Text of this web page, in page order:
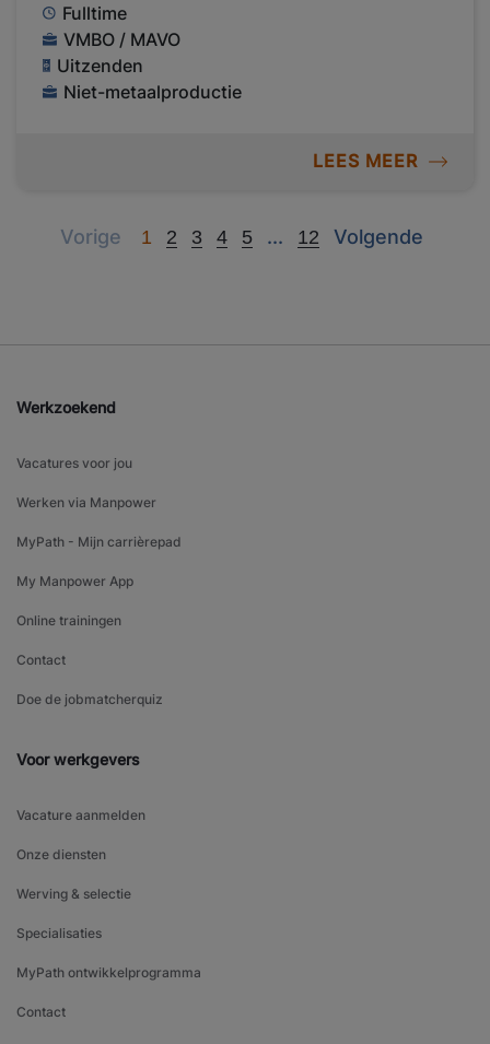
Fulltime
VMBO / MAVO
Uitzenden
Niet-metaalproductie
LEES MEER
Vorige Previous
1 2 3 4 5 ...
Next12 Volgende
Next
Werkzoekend
Vacatures voor jou
Werken via Manpower
MyPath - Mijn carrièrepad
My Manpower App
Online trainingen
Contact
Doe de jobmatcherquiz
Voor werkgevers
Vacature aanmelden
Onze diensten
Werving & selectie
Specialisaties
MyPath ontwikkelprogramma
Contact